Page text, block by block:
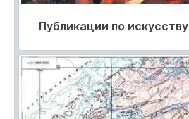
Публикации по искусству